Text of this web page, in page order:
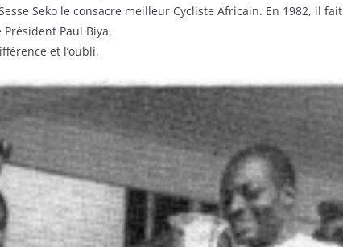
Seko le consacre meilleur Cycliste Africain. En 1982, il fait
Paul Biya.
et l’oubli.